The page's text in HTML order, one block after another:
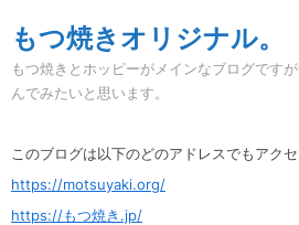
to
content
もつ焼きオリジナル。
もつ焼きとホッピーがメインなブログです
んでみたいと思います。
このブログは以下のどのアドレスでもアク
https://motsuyaki.org/
https://もつ焼き.jp/